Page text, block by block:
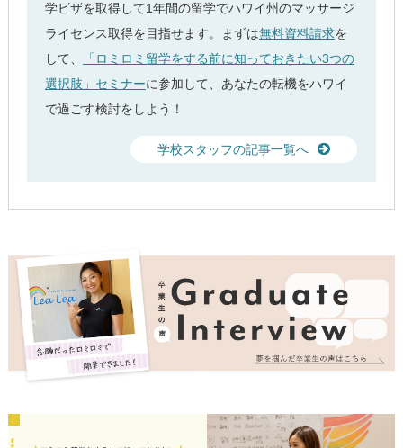
学ビザを取得して1年間の留学でハワイ州のマッサージ
ライセンス取得を目指せます。まずは無料資料請求を
して、
「ロミロミ留学をする前に知っておきたい3つの
選択肢」セミナーに参加して、あなたの転機をハワイ
で過ごす検討をしよう！
学校スタッフの記事一覧へ